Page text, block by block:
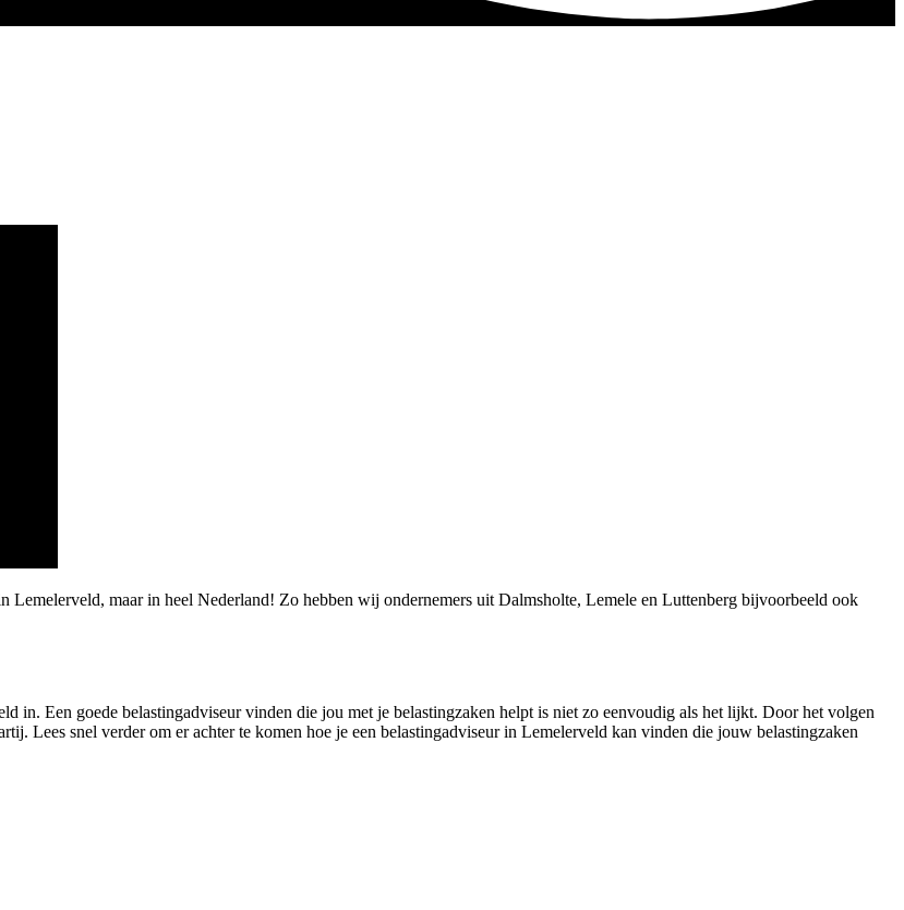
Lemelerveld, maar in heel Nederland! Zo hebben wij ondernemers uit Dalmsholte, Lemele en Luttenberg bijvoorbeeld ook
in. Een goede belastingadviseur vinden die jou met je belastingzaken helpt is niet zo eenvoudig als het lijkt. Door het volgen
Lees snel verder om er achter te komen hoe je een belastingadviseur in Lemelerveld kan vinden die jouw belastingzaken